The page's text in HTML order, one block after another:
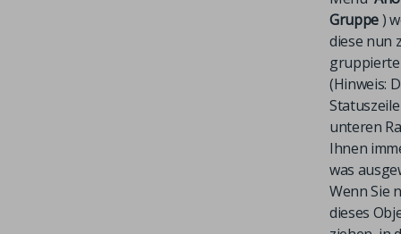
Gruppe)
diese nun
(Hinweis:
unteren
Ihnen
was
Wenn Sie
dieses